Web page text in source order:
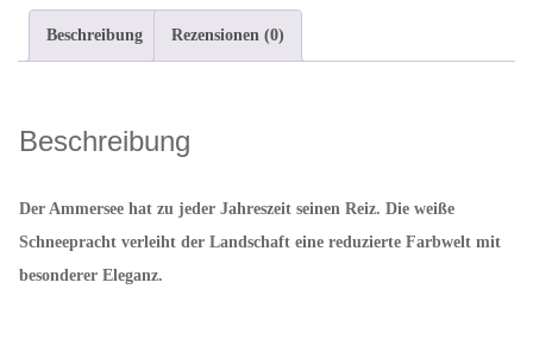
Postkarte
Menge
Beschreibung Rezensionen (0)
Beschreibung
Der Ammersee hat zu jeder Jahreszeit seinen Reiz. Die weiße
Schneepracht verleiht der Landschaft eine reduzierte Farbwelt mit
besonderer Eleganz.